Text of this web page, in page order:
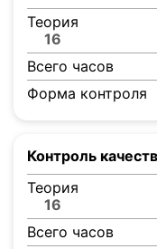
Теория
16
Всего часов
Форма контроля
Контроль
Теория
16
Всего часов